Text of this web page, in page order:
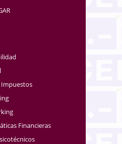
Impuestos
Financieras